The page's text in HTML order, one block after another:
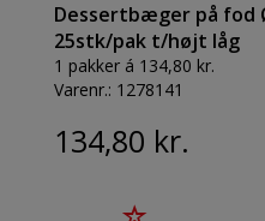
Dessertbæger på fod
25stk/pak t/højt låg
1 pakker á 134,80 kr.
Varenr.: 1278141
134,80 kr.